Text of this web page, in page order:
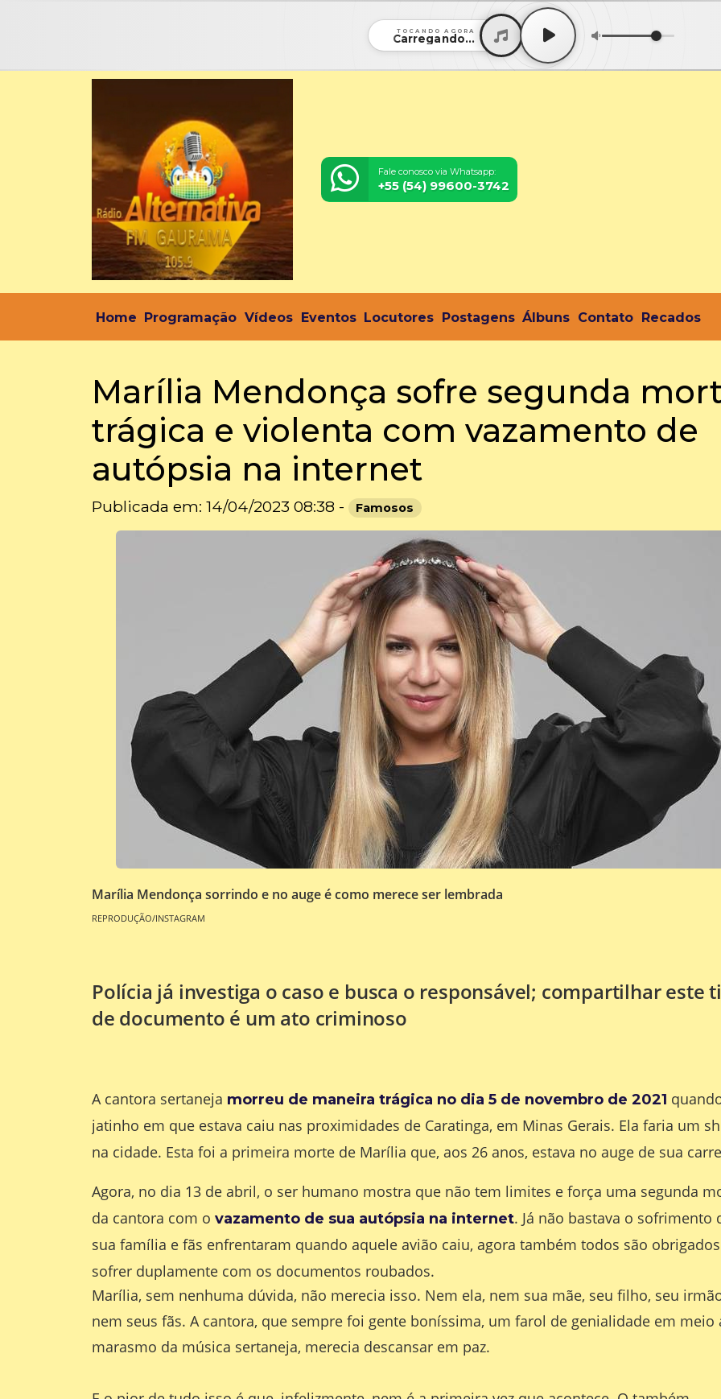
TOCANDO AGORA
Carregando...
Fale conosco via Whatsapp:
+55 (54) 99600-3742
Home Programação Vídeos Eventos Locutores Postagens Álbuns Contato Recados
Marília Mendonça sofre segunda
trágica e violenta com vazamento de
autópsia na internet
Publicada em: 14/04/2023 08:38 - Famosos
Marília Mendonça sorrindo e no auge é como merece ser lembrada
REPRODUÇÃO/INSTAGRAM
Polícia já investiga o caso e busca o responsável; compartilhar este
de documento é um ato criminoso
A cantora sertaneja morreu de maneira trágica no dia 5 de novembro de 2021
jatinho em que estava caiu nas proximidades de Caratinga, em Minas Gerais. Ela faria um
na cidade. Esta foi a primeira morte de Marília que, aos 26 anos, estava no auge de sua
Agora, no dia 13 de abril, o ser humano mostra que não tem limites e força uma segunda
da cantora com o vazamento de sua autópsia na internet. Já não bastava o sofrimento
sua família e fãs enfrentaram quando aquele avião caiu, agora também todos são
sofrer duplamente com os documentos roubados.
Marília, sem nenhuma dúvida, não merecia isso. Nem ela, nem sua mãe, seu filho, seu
nem seus fãs. A cantora, que sempre foi gente boníssima, um farol de genialidade em meio
marasmo da música sertaneja, merecia descansar em paz.